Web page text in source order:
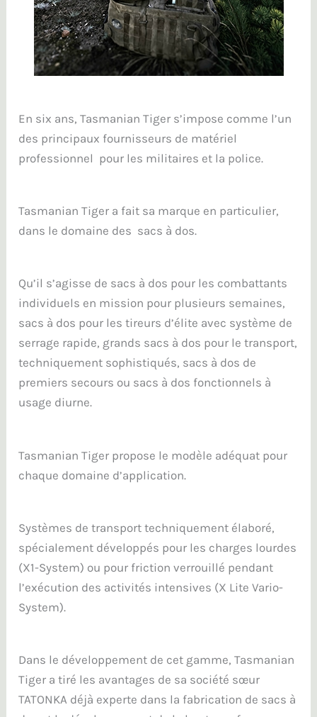
En six ans, Tasmanian Tiger s’impose comme l’un
des principaux fournisseurs de matériel
professionnel pour les militaires et la police.
Tasmanian Tiger a fait sa marque en particulier,
dans le domaine des sacs à dos.
Qu’il s’agisse de sacs à dos pour les combattants
individuels en mission pour plusieurs semaines,
sacs à dos pour les tireurs d’élite avec système de
serrage rapide, grands sacs à dos pour le transport,
techniquement sophistiqués, sacs à dos de
premiers secours ou sacs à dos fonctionnels à
usage diurne.
Tasmanian Tiger propose le modèle adéquat pour
chaque domaine d’application.
Systèmes de transport techniquement élaboré,
spécialement développés pour les charges lourdes
(X1-System) ou pour friction verrouillé pendant
l’exécution des activités intensives (X Lite Vario-
System).
Dans le développement de cet gamme, Tasmanian
Tiger a tiré les avantages de sa société sœur
TATONKA déjà experte dans la fabrication de sacs à